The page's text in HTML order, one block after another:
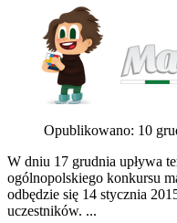
Opublikowano: 10
W dniu 17 grudnia upływa
ogólnopolskiego konkursu
odbędzie się 14 stycznia
uczestników. ...